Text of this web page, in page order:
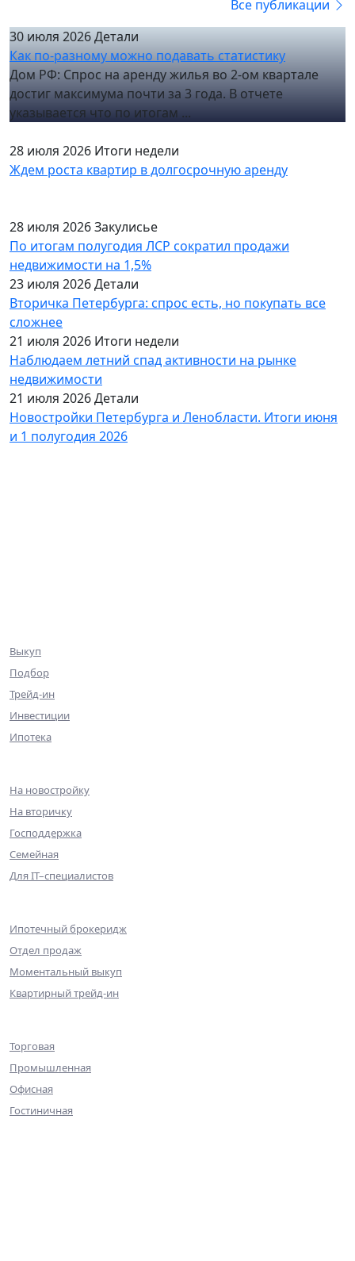
Все публикации
30 июля 2026Детали
Как по-разному можно подавать статистику
Дом РФ: Спрос на аренду жилья во 2-ом квартале
достиг максимума почти за 3 года. В отчете
указывается что по итогам ...
28 июля 2026 Итоги недели
Ждем роста квартир в долгосрочную аренду
28 июля 2026Закулисье
По итогам полугодия ЛСР сократил продажи
недвижимости на 1,5%
23 июля 2026Детали
Вторичка Петербурга: спрос есть, но покупать все
сложнее
21 июля 2026 Итоги недели
Наблюдаем летний спад активности на рынке
недвижимости
21 июля 2026Детали
Новостройки Петербурга и Ленобласти. Итоги июня
и 1 полугодия 2026
Выкуп
Подбор
Трейд-ин
Инвестиции
Ипотека
На новостройку
На вторичку
Господдержка
Семейная
Для IT–специалистов
Ипотечный брокеридж
Отдел продаж
Моментальный выкуп
Квартирный трейд-ин
Торговая
Промышленная
Офисная
Гостиничная